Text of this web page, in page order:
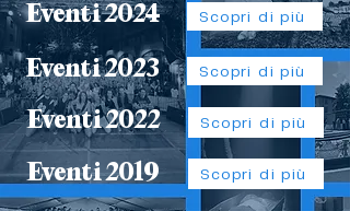
Eventi 2024 Scopri di più
Eventi 2023
Eventi 2022
Eventi 2019
Scopri di più
Scopri di più
Scopri di più